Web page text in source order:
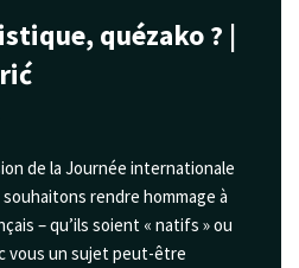
quézako ? |
de la Journée internationale
rendre hommage à
– qu’ils soient « natifs » ou
vous un sujet peut-être